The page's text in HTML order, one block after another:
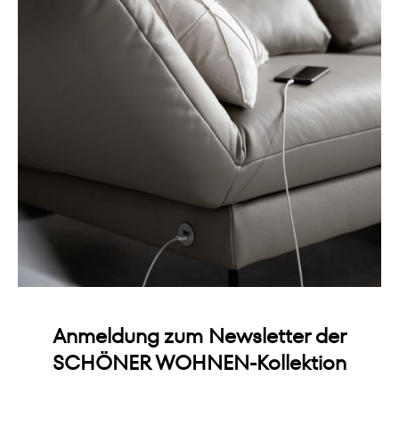
Anmeldung zum Newsletter der
SCHÖNER WOHNEN-Kollektion